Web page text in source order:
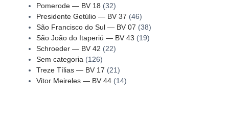
Pomerode — BV 18 (32)
Presidente Getúlio — BV 37 (46)
São Francisco do Sul — BV 07 (38)
São João do Itaperiú — BV 43 (19)
Schroeder — BV 42 (22)
Sem categoria (126)
Treze Tílias — BV 17 (21)
Vitor Meireles — BV 44(14)